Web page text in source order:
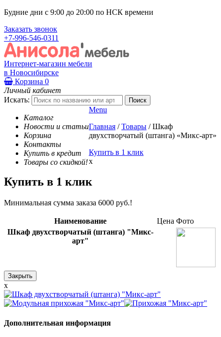
Будние дни с 9:00 до 20:00 по НСК времени
Заказать звонок
+7-996-546-0311
Интернет-магазин мебели
в Новосибирске
Корзина 0
Личный кабинет
Искать:
Каталог
Новости и статьи
Корзина
Контакты
Купить в кредит
Товары со скидкой!
Menu
Главная / Товары / Шкаф
двухстворчатый (штанга) «Микс-арт»
Купить в 1 клик
x
Купить в 1 клик
Минимальная сумма заказа 6000 руб.!
Наименование Цена Фото
Шкаф двухстворчатый (штанга) "Микс-
арт"
Закрыть
x
Дополнительная информация